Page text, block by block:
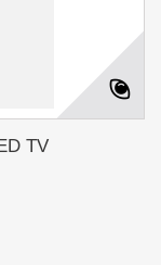
TV